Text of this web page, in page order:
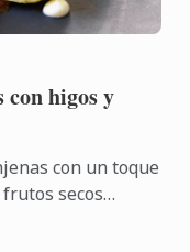
con higos y
con un toque
secos